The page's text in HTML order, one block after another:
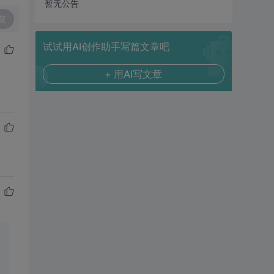
暂无公告
试试用AI创作助手写篇文章吧
+ 用AI写文章